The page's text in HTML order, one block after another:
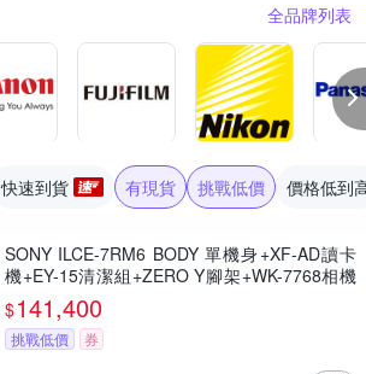
全品牌列表
快速到貨 有現貨 挑戰低價 價格低到
SONY ILCE-7RM6 BODY 單機身+XF-AD讀卡
機+EY-15清潔組+ZERO Y腳架+WK-7768相機
包+RMT-P1BTA遙控器+鋼化貼 α7RVI A7RM6
(公司貨)
$141,400
挑戰低價 券